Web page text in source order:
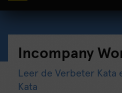
Incompany
Leer de Verbeter Kata
Kata